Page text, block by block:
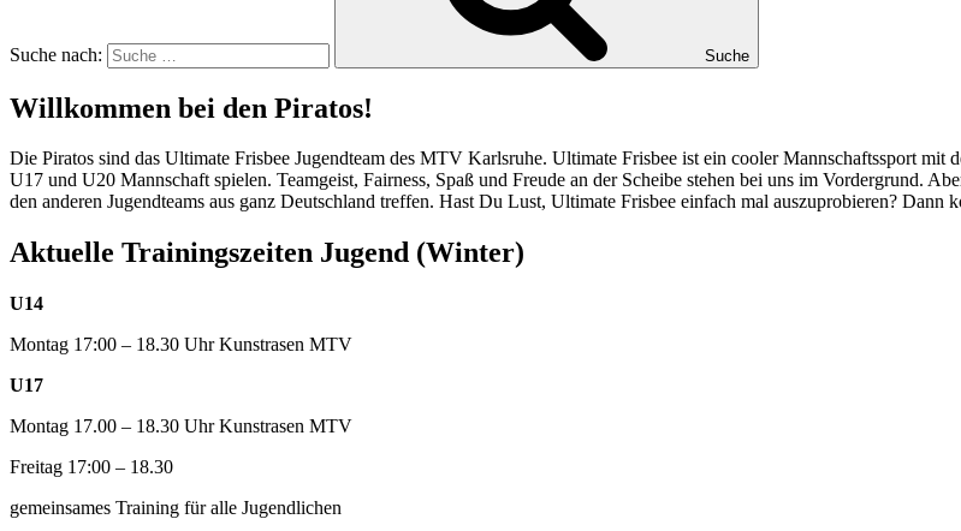
Suche nach: Suche
Willkommen bei den Piratos!
Die Piratos sind das Ultimate Frisbee Jugendteam des MTV Karlsruhe. Ultimate Frisbee ist ein cooler Mannschaftssport
U17 und U20 Mannschaft spielen. Teamgeist, Fairness, Spaß und Freude an der Scheibe stehen bei uns im Vordergrund.
den anderen Jugendteams aus ganz Deutschland treffen. Hast Du Lust, Ultimate Frisbee einfach mal auszuprobieren?
Aktuelle Trainingszeiten Jugend (Winter)
U14
Montag 17:00 – 18.30 Uhr Kunstrasen MTV
U17
Montag 17.00 – 18.30 Uhr Kunstrasen MTV
Freitag 17:00 – 18.30
gemeinsames Training für alle Jugendlichen